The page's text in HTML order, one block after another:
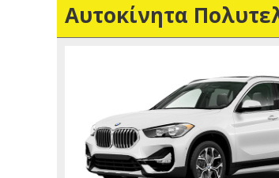
Αυτοκίνητα